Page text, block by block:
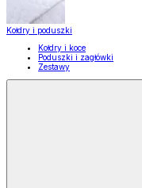
Kołdry i poduszki
Kołdry i koce
Poduszki i zagłówki
Zestawy